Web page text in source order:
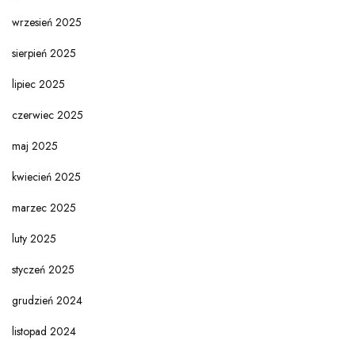
wrzesień 2025
sierpień 2025
lipiec 2025
czerwiec 2025
maj 2025
kwiecień 2025
marzec 2025
luty 2025
styczeń 2025
grudzień 2024
listopad 2024